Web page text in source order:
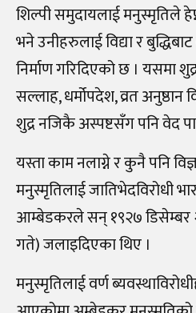
शिल्पी समुदायलाई मनुस्मृतिले
भने उनीहरुलाई विद्या र
निर्माण गरिदिएको छ । यसमा
सल्लाह, धर्मोपदेश, व्रत अनुष्ठान
शुद्र नजिकै अस्पष्टसँग पनि वेद
यस्ता काम नलाग्ने र कुनै पनि
मनुस्मृतिलाई जातिभेदविरोधी
आम्बेडकरले सन् १९२७ डिसेम्बर
गते) जलाइदिएका थिए ।
मनुस्मृतिलाई वर्ण